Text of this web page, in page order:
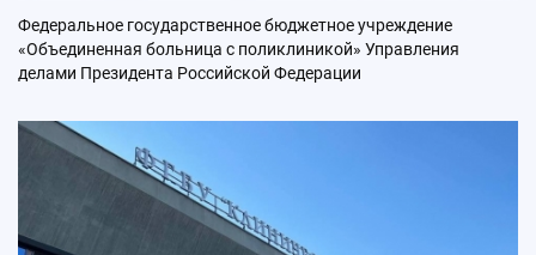
Федеральное государственное бюджетное учреждение
«Объединенная больница с поликлиникой» Управления
делами Президента Российской Федерации